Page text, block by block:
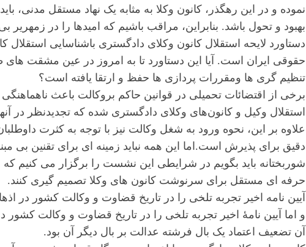
نموده و در این رهگذر، کانون وکلا به مثابه یک نهاد مستقل مدنی،
بهبود و تحول باشد. بنابراین، مراقب باشیم که امیدها را در زمهریر
دستاورد لایحه استقلال کانون وکلای دادگستری باشناسایی
حقوقی ایران است. آیا این دستاورد تا به امروز در عین مشقت
تنظیم گری ها ومقررات پردازی ها حفظ و ارتقا یافته است؟
برخی از اقتضائات تحمیلی در قوانین حاکم بروکالت باعث ناهماهنگی
استقلال وکیل و کانون‌های وکلای دادگستری شده که تجدیدنظر در
علاوه بر این، نحوه ورود به شغل وکالت نیز با توجه به کثرت
دقیق برای پذیرش است.اما این همه نباید زمینه ای برای تقنین بی
شوربختانه باید بگویم در شرایطی این نشست را برگزار می کنیم
حرفه ای مستقل برای سرنوشت کانون های وکلا تصمیم گیری کنند.
آیین نامه اخیر تجربه تلخی را در تاریخ قضاوت و وکالت کشور در
و اما آیین نامۀ اخیر تجربه تلخی را در تاریخ قضاوت و وکالت
آن تضعیف اعتماد یک بال فرشته عدالت بر بال دیگر آن بود.